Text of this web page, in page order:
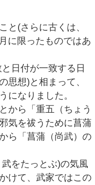
と(さらに古くは、
に限ったものではあ
日付が一致する日
思想)と相まって、
になりました。
から「重五（ちょう
気を祓うために菖蒲
ら「菖蒲（尚武）の
をたっとぶ)の気風
けて、武家ではこの